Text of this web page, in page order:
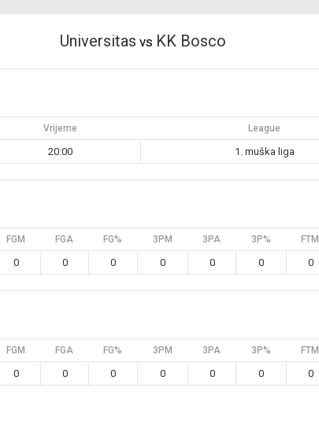
Universitas vs KK Bosco
Vrijeme League
20:00 1. muška liga
FGM FGA FG% 3PM 3PA 3P% FTM
0 0 0 0 0 0 0
FGM FGA FG% 3PM 3PA 3P% FTM
0 0 0 0 0 0 0